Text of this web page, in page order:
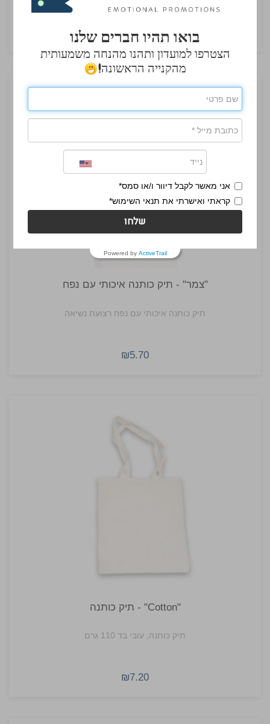
₪15.90
"צמר" - תיק כותנה איכותי עם נפח
תיק כותנה איכותי עם נפח רצועת נשיאה
₪5.70
"Cotton" - תיק כותנה
תיק כותנה, עובי בד 110 גרם
₪7.20
בואו תהיו חברים שלנו
הצטרפו למועדון ותהנו מהנחה משמעותית
מהקנייה הראשונה!
אני מאשר לקבל דיוור ו/או סמס*
קראתי ואישרתי את תנאי השימוש*
שלחו
Powered by ActiveTrail